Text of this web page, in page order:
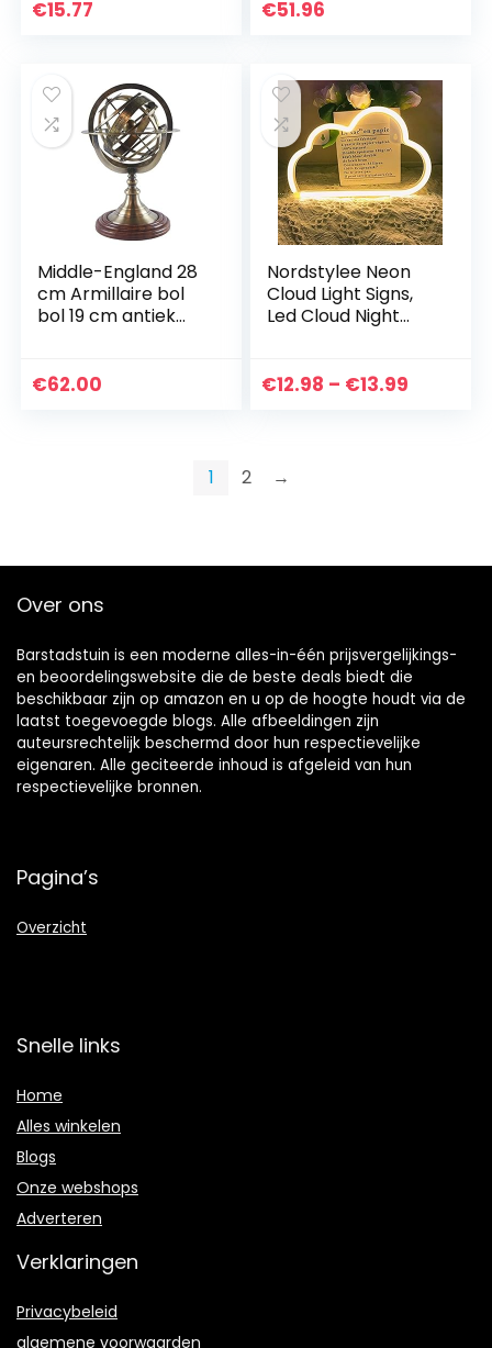
Deurslot met Anti
€15.77
2st.
€51.96
Middle-England 28
cm Armillaire bol
bol 19 cm antiek
horoscoop
€62.00
Nordstylee Neon
Cloud Light Signs,
Led Cloud Night
Gift, Muur,
€12.98 – €13.99
1 2 →
Over ons
Barstadstuin is een moderne alles-in-één prijsvergelijkings-
en beoordelingswebsite die de beste deals biedt die
beschikbaar zijn op amazon en u op de hoogte houdt via de
laatst toegevoegde blogs. Alle afbeeldingen zijn
auteursrechtelijk beschermd door hun respectievelijke
eigenaren. Alle geciteerde inhoud is afgeleid van hun
respectievelijke bronnen.
Pagina’s
Overzicht
Snelle links
Home
Alles winkelen
Blogs
Onze webshops
Adverteren
Verklaringen
Privacybeleid
algemene voorwaarden